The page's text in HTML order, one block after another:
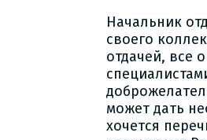
Начальник
своего
отдачей, все
может дать
хочется